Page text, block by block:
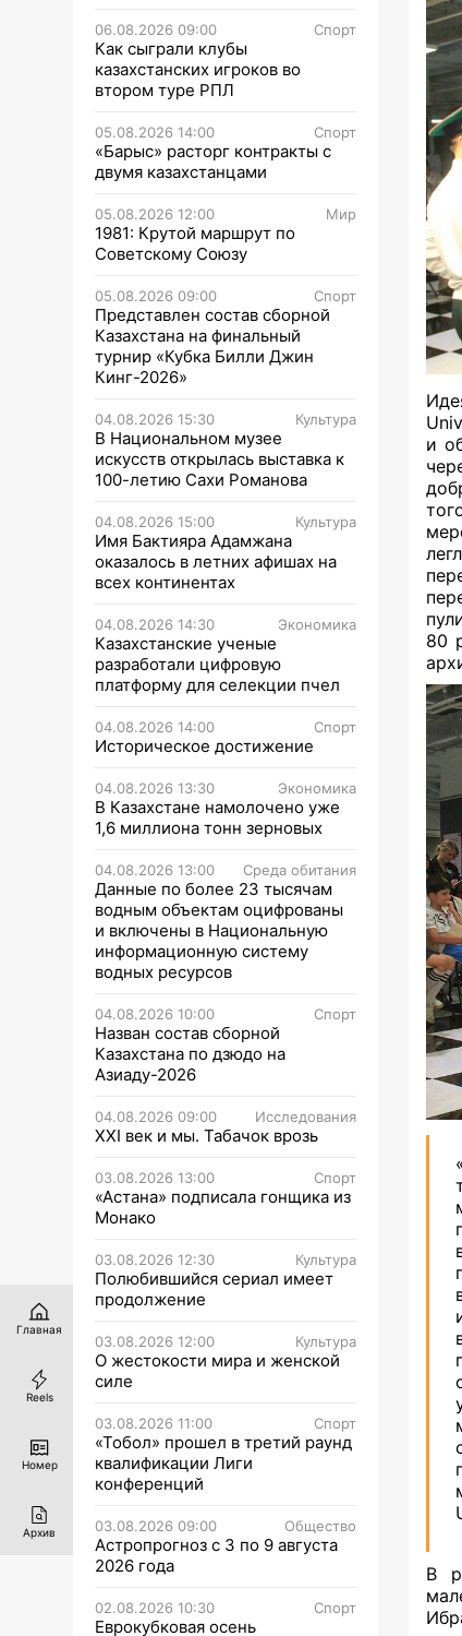
06.08.2026 09:00 Спорт
Как сыграли клубы
казахстанских игроков во
втором туре РПЛ
05.08.2026 14:00 Спорт
«Барыс» расторг контракты с
двумя казахстанцами
05.08.2026 12:00 Мир
1981: Крутой маршрут по
Советскому Союзу
05.08.2026 09:00 Спорт
Представлен состав сборной
Казахстана на финальный
турнир «Кубка Билли Джин
Кинг-2026»
04.08.2026 15:30 Культура
В Национальном музее
искусств открылась выставка к
100-летию Сахи Романова
04.08.2026 15:00 Культура
Имя Бактияра Адамжана
оказалось в летних афишах на
всех континентах
04.08.2026 14:30 Экономика
Казахстанские ученые
разработали цифровую
платформу для селекции пчел
04.08.2026 14:00 Спорт
Историческое достижение
04.08.2026 13:30 Экономика
В Казахстане намолочено уже
1,6 миллиона тонн зерновых
04.08.2026 13:00 Среда обитания
Данные по более 23 тысячам
водным объектам оцифрованы
и включены в Национальную
информационную систему
водных ресурсов
04.08.2026 10:00 Спорт
Назван состав сборной
Казахстана по дзюдо на
Азиаду-2026
04.08.2026 09:00 Исследования
XXI век и мы. Табачок врозь
03.08.2026 13:00 Спорт
«Астана» подписала гонщика из
Монако
03.08.2026 12:30 Культура
Полюбившийся сериал имеет
продолжение
03.08.2026 12:00 Культура
О жестокости мира и женской
силе
03.08.2026 11:00 Спорт
«Тобол» прошел в третий раунд
квалификации Лиги
конференций
03.08.2026 09:00 Общество
Астропрогноз с 3 по 9 августа
2026 года
02.08.2026 10:30 Спорт
Еврокубковая осень
и
80
В
Главная
Reels
Номер
Архив